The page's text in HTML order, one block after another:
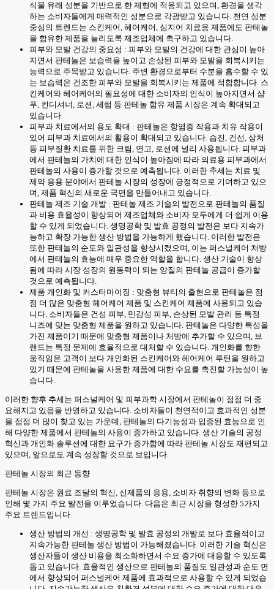
식물 유래 성분을 기반으로 한 제형에 적용되고 있으며, 환경을 생각
하는 소비자들에게 매력적인 성분으로 각광받고 있습니다. 천연 성분
중심의 트렌드는 스킨케어, 헤어케어, 심지어 치료용 제품에도 판테놀
을 함유한 제품을 늘리도록 제조업체에 촉구하고 있습니다.
피부와 모발 건강의 중요성 : 피부와 모발의 건강에 대한 관심이 높아
지면서 판테놀은 보습력을 높이고 손상된 피부와 모발을 회복시키는
능력으로 주목받고 있습니다. 주변 환경으로부터 수분을 흡수할 수 있
는 보습력은 건조한 피부와 모발을 회복시키는 제품에 적합합니다. 스
킨케어와 헤어케어의 필요성에 대한 소비자의 인식이 높아지면서 샴
푸, 컨디셔너, 로션, 세럼 등 판테놀 함유 제품 시장은 계속 확대되고
있습니다.
피부과 치료에서의 용도 확대 : 판테놀은 항염증 작용과 치유 작용이
있어 피부과 치료에서의 활용이 확대되고 있습니다. 습진, 건선, 상처
등 피부질환 치료를 위한 크림, 연고, 로션에 널리 사용됩니다. 피부과
에서 판테놀의 가치에 대한 인식이 높아짐에 따라 의료용 피부과에서
판테놀의 사용이 증가할 것으로 예측됩니다. 이러한 추세는 치료 및
제약 응용 분야에서 판테놀 시장의 성장에 긍정적으로 기여하고 있으
며, 제품 혁신의 새로운 국면을 만들어내고 있습니다.
판테놀 제조 기술 개발 : 판테놀 제조 기술의 발전으로 판테놀의 품질
과 비용 효율성이 향상되어 제조업체와 소비자 모두에게 더 쉽게 이용
할 수 있게 되었습니다. 생명공학 및 발효 공정의 발전은 보다 지속가
능하고 확장 가능한 생산 방법을 가능하게 했습니다. 이러한 발전은
또한 판테놀의 순도와 일관성을 향상시켰으며, 이는 퍼스널케어 처방
에서 판테놀의 효능에 매우 중요한 역할을 합니다. 생산 기술이 향상
됨에 따라 시장 성장의 원동력이 되는 양질의 판테놀 공급이 증가할
것으로 예측됩니다.
제품 개인화 및 커스터마이징 : 맞춤형 뷰티의 출현으로 판테놀은 점
점 더 많은 맞춤형 헤어케어 제품 및 스킨케어 제품에 사용되고 있습
니다. 소비자들은 건성 피부, 민감성 피부, 손상된 모발 관리 등 특정
니즈에 맞는 맞춤형 제품을 원하고 있습니다. 판테놀은 다양한 특성을
가진 제품이기 때문에 맞춤형 제품이나 처방에 추가할 수 있으며, 브
랜드는 특정 문제에 효율적으로 대처할 수 있습니다. 개인화를 향한
움직임은 고객이 보다 개인화된 스킨케어와 헤어케어 루틴을 원하고
있기 때문에 판테놀을 사용한 제품에 대한 수요를 촉진할 가능성이 높
습니다.
이러한 향후 추세는 퍼스널케어 및 피부과학 시장에서 판테놀이 점점 더 중
요해지고 있음을 반영하고 있습니다. 소비자들이 천연적이고 효과적인 성분
을 점점 더 많이 찾고 있는 가운데, 판테놀의 다기능성과 입증된 효능으로 인
해 다양한 제품에서 판테놀의 사용이 증가하고 있습니다. 생산 기술의 공정
혁신과 개인화 솔루션에 대한 요구가 증가함에 따라 판테놀 시장도 재편되고
있으며, 앞으로도 계속 성장할 것으로 보입니다.
판테놀 시장의 최근 동향
판테놀 시장은 원료 조달의 혁신, 신제품의 응용, 소비자 취향의 변화 등으로
인해 몇 가지 주요 발전을 이루었습니다. 다음은 최근 시장을 형성한 5가지
주요 트렌드입니다.
생산 방법의 개선 : 생명공학 및 발효 공정의 개발로 보다 효율적이고
지속가능한 판테놀 생산 방법이 가능해졌습니다. 이러한 기술 혁신은
생산자들이 생산 비용을 최소화하면서 수요 증가에 대응할 수 있도록
돕고 있습니다. 효율적인 생산으로 판테놀의 품질도 일관성과 순도 면
에서 향상되어 퍼스널케어 제품에 효과적으로 사용할 수 있게 되었습